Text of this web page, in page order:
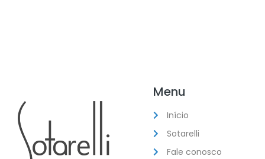
Menu
Início
Sotarelli
Fale conosco